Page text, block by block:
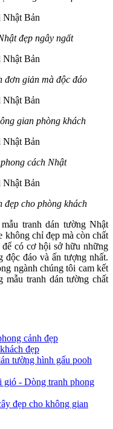
đẹp ngây ngất
đơn giản mà độc đáo
gian phòng khách
cách Nhật
đẹp cho phòng khách
tranh dán tường Nhật
chỉ đẹp mà còn chất
có cơ hội sở hữu những
độc đáo và ấn tượng nhất.
ngành chúng tôi cam kết
mẫu tranh dán tường chất
cảnh đẹp
đẹp
tường hình gấu pooh
gió - Dòng tranh phong
đẹp cho không gian